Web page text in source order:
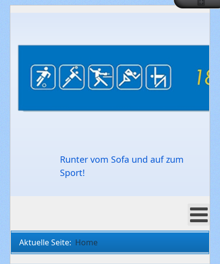
Runter vom Sofa und auf zum
Sport!
Aktuelle Seite: Home